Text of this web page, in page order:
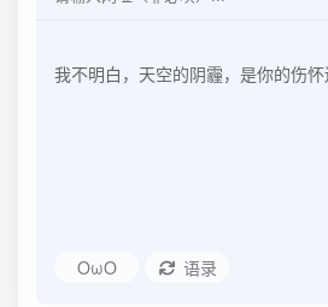
OωO 语录